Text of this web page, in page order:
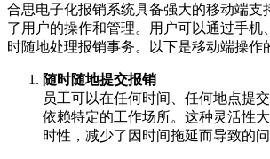
合思电子化报销系统具备强大的移动端支
了用户的操作和管理。用户可以通过手机
时随地处理报销事务。以下是移动端操作
随时随地提交报销
员工可以在任何时间、任何地点提
依赖特定的工作场所。这种灵活性
时性，减少了因时间拖延而导致的问